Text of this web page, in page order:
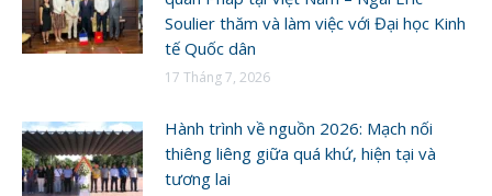
Soulier thăm và làm việc với Đại học Kinh
tế Quốc dân
17 Tháng 7, 2026
Hành trình về nguồn 2026: Mạch nối
thiêng liêng giữa quá khứ, hiện tại và
tương lai